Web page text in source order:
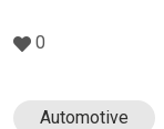
0
Automotive